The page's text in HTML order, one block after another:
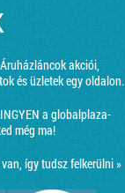
akciói,
és üzletek egy oldalon.
a globalplaza-
még ma!
így tudsz felkerülni »